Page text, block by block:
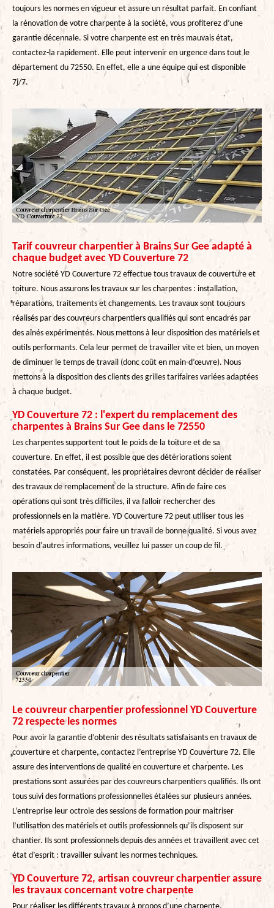
toujours les normes en vigueur et assure un résultat parfait. En confiant
la rénovation de votre charpente à la société, vous profiterez d’une
garantie décennale. Si votre charpente est en très mauvais état,
contactez-la rapidement. Elle peut intervenir en urgence dans tout le
département du 72550. En effet, elle a une équipe qui est disponible
7j/7.
Tarif couvreur charpentier à Brains Sur Gee adapté à
chaque budget avec YD Couverture 72
Notre société YD Couverture 72 effectue tous travaux de couverture et
toiture. Nous assurons les travaux sur les charpentes : installation,
réparations, traitements et changements. Les travaux sont toujours
réalisés par des couvreurs charpentiers qualifiés qui sont encadrés par
des aînés expérimentés. Nous mettons à leur disposition des matériels et
outils performants. Cela leur permet de travailler vite et bien, un moyen
de diminuer le temps de travail (donc coût en main-d’œuvre). Nous
mettons à la disposition des clients des grilles tarifaires variées adaptées
à chaque budget.
YD Couverture 72 : l'expert du remplacement des
charpentes à Brains Sur Gee dans le 72550
Les charpentes supportent tout le poids de la toiture et de sa
couverture. En effet, il est possible que des détériorations soient
constatées. Par conséquent, les propriétaires devront décider de réaliser
des travaux de remplacement de la structure. Afin de faire ces
opérations qui sont très difficiles, il va falloir rechercher des
professionnels en la matière. YD Couverture 72 peut utiliser tous les
matériels appropriés pour faire un travail de bonne qualité. Si vous avez
besoin d'autres informations, veuillez lui passer un coup de fil.
Le couvreur charpentier professionnel YD Couverture
72 respecte les normes
Pour avoir la garantie d’obtenir des résultats satisfaisants en travaux de
couverture et charpente, contactez l’entreprise YD Couverture 72. Elle
assure des interventions de qualité en couverture et charpente. Les
prestations sont assurées par des couvreurs charpentiers qualifiés. Ils ont
tous suivi des formations professionnelles étalées sur plusieurs années.
L’entreprise leur octroie des sessions de formation pour maitriser
l’utilisation des matériels et outils professionnels qu’ils disposent sur
chantier. Ils sont professionnels depuis des années et travaillent avec cet
état d’esprit : travailler suivant les normes techniques.
YD Couverture 72, artisan couvreur charpentier assure
les travaux concernant votre charpente